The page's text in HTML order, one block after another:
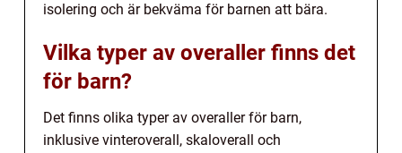
isolering och är bekväma för barnen att bära.
Vilka typer av overaller finns det
för barn?
Det finns olika typer av overaller för barn,
inklusive vinteroverall, skaloverall och